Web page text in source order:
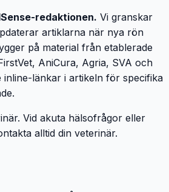
redaktionen. Vi granskar
artiklarna när nya rön
på material från etablerade
AniCura, Agria, SVA och
länkar i artikeln för specifika
Vid akuta hälsofrågor eller
alltid din veterinär.